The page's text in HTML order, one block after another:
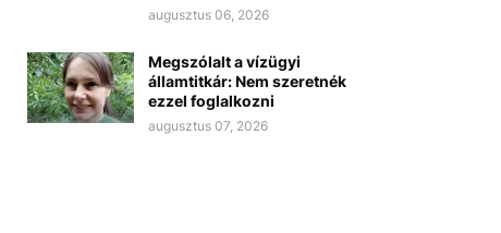
augusztus 06, 2026
Megszólalt a vízügyi
államtitkár: Nem szeretnék
ezzel foglalkozni
augusztus 07, 2026